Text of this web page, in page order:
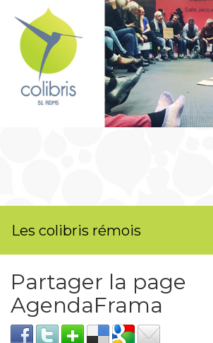
Les colibris rémois
Partager la page
AgendaFrama